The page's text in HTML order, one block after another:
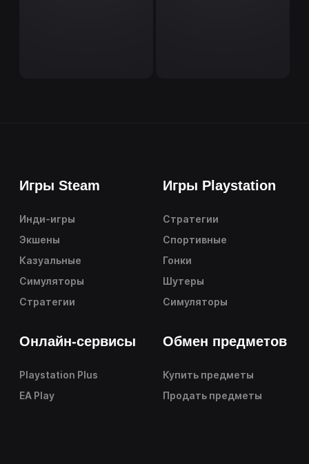
Игры Steam
Инди-игры
Экшены
Казуальные
Симуляторы
Стратегии
Игры Playstation
Стратегии
Спортивные
Гонки
Шутеры
Симуляторы
Онлайн-сервисы
Playstation Plus
EA Play
Обмен предметов
Купить предметы
Продать предметы